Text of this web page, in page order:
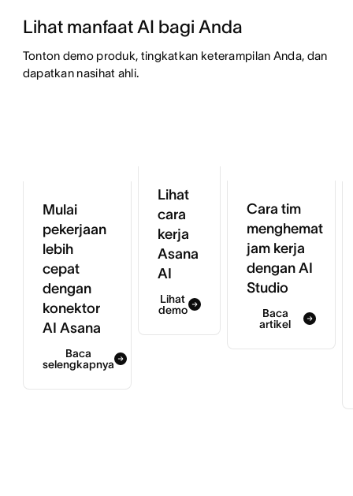
Lihat manfaat AI bagi Anda
Tonton demo produk, tingkatkan keterampilan Anda, dan
dapatkan nasihat ahli.
Mulai
pekerjaan
lebih
cepat
dengan
konektor
AI Asana
Baca
selengkapnya
Lihat
cara
kerja
Asana
AI
Lihat
demo
Cara tim
menghemat
jam kerja
dengan AI
Studio
Baca
artikel